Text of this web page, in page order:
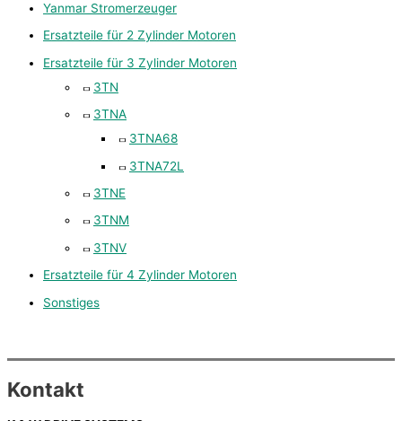
Yanmar Stromerzeuger
Ersatzteile für 2 Zylinder Motoren
Ersatzteile für 3 Zylinder Motoren
3TN
3TNA
3TNA68
3TNA72L
3TNE
3TNM
3TNV
Ersatzteile für 4 Zylinder Motoren
Sonstiges
Kontakt